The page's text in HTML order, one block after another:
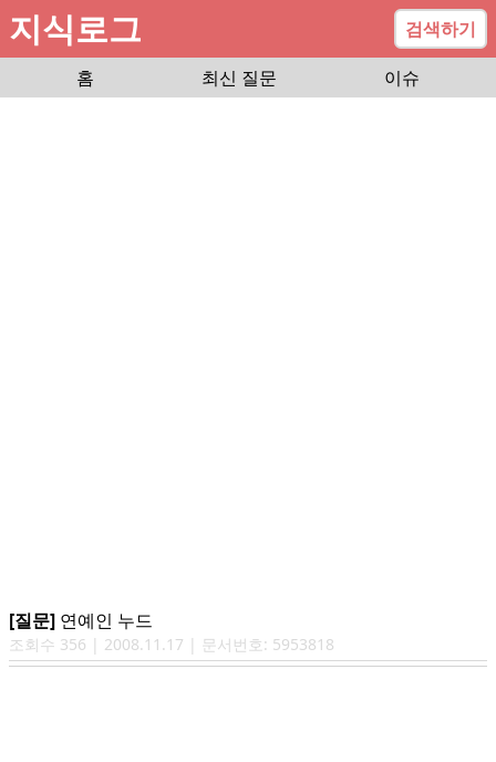
지식로그
검색하기
홈
최신 질문 이슈
[질문] 연예인 누드
조회수 356 | 2008.11.17 | 문서번호: 5953818